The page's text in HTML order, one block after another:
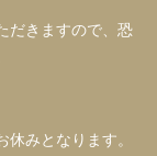
だきますので、恐
休みとなります。